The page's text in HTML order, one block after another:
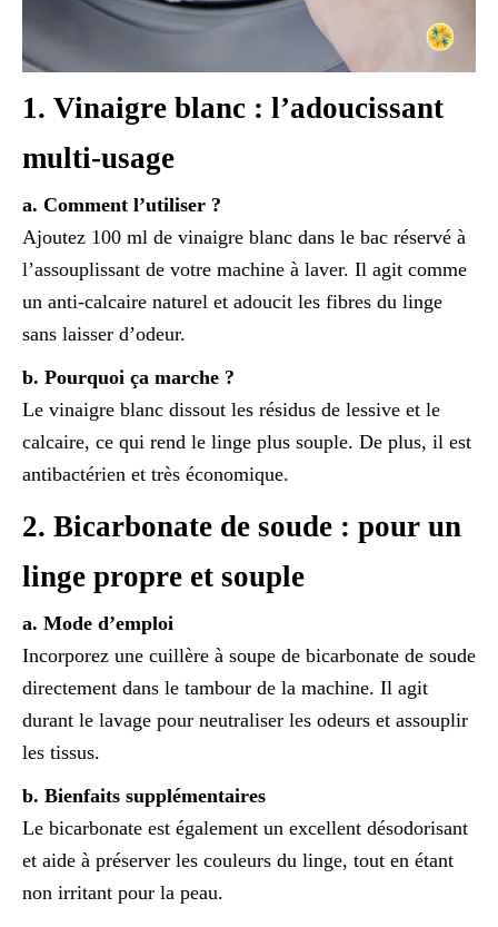
1. Vinaigre blanc : l’adoucissant
multi-usage
a. Comment l’utiliser ?
Ajoutez 100 ml de vinaigre blanc dans le bac réservé à
l’assouplissant de votre machine à laver. Il agit comme
un anti-calcaire naturel et adoucit les fibres du linge
sans laisser d’odeur.
b. Pourquoi ça marche ?
Le vinaigre blanc dissout les résidus de lessive et le
calcaire, ce qui rend le linge plus souple. De plus, il est
antibactérien et très économique.
2. Bicarbonate de soude : pour un
linge propre et souple
a. Mode d’emploi
Incorporez une cuillère à soupe de bicarbonate de soude
directement dans le tambour de la machine. Il agit
durant le lavage pour neutraliser les odeurs et assouplir
les tissus.
b. Bienfaits supplémentaires
Le bicarbonate est également un excellent désodorisant
et aide à préserver les couleurs du linge, tout en étant
non irritant pour la peau.